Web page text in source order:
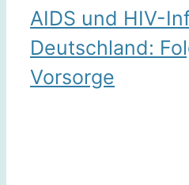
AIDS und HIV-
Deutschland:
Vorsorge